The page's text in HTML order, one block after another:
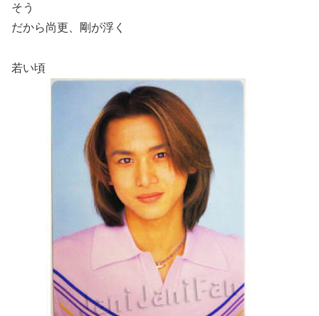
そう
だから尚更、剛が浮く
若い頃